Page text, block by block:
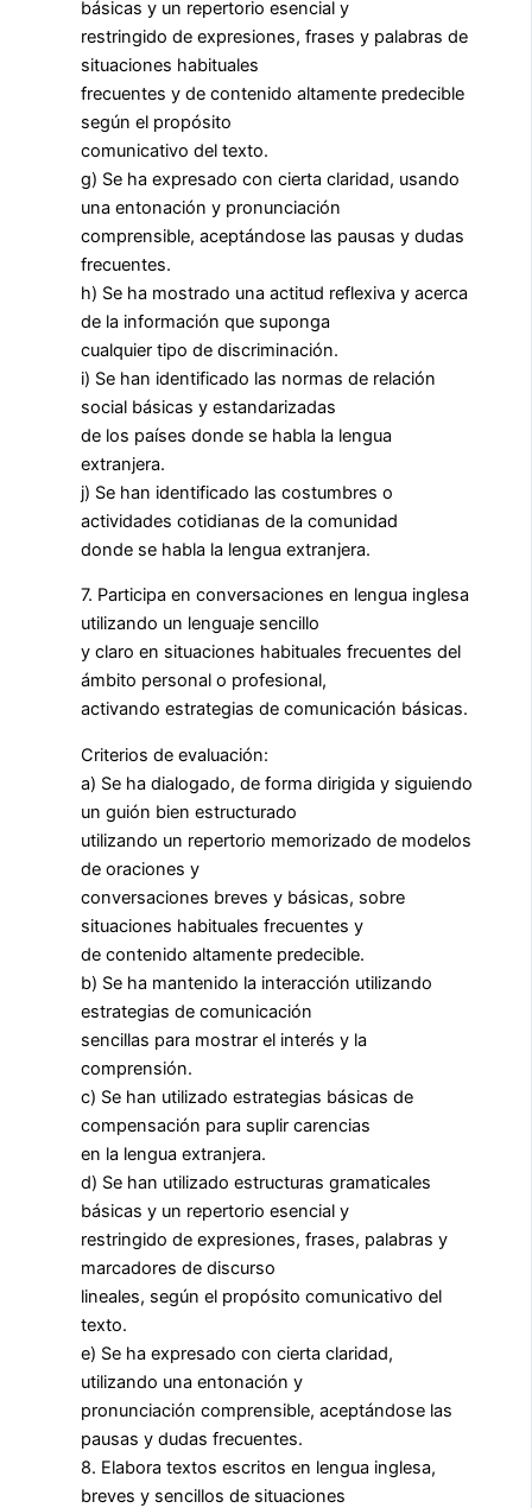
básicas y un repertorio esencial y
restringido de expresiones, frases y palabras de
situaciones habituales
frecuentes y de contenido altamente predecible
según el propósito
comunicativo del texto.
g) Se ha expresado con cierta claridad, usando
una entonación y pronunciación
comprensible, aceptándose las pausas y dudas
frecuentes.
h) Se ha mostrado una actitud reflexiva y acerca
de la información que suponga
cualquier tipo de discriminación.
i) Se han identificado las normas de relación
social básicas y estandarizadas
de los países donde se habla la lengua
extranjera.
j) Se han identificado las costumbres o
actividades cotidianas de la comunidad
donde se habla la lengua extranjera.
7. Participa en conversaciones en lengua inglesa
utilizando un lenguaje sencillo
y claro en situaciones habituales frecuentes del
ámbito personal o profesional,
activando estrategias de comunicación básicas.
Criterios de evaluación:
a) Se ha dialogado, de forma dirigida y siguiendo
un guión bien estructurado
utilizando un repertorio memorizado de modelos
de oraciones y
conversaciones breves y básicas, sobre
situaciones habituales frecuentes y
de contenido altamente predecible.
b) Se ha mantenido la interacción utilizando
estrategias de comunicación
sencillas para mostrar el interés y la
comprensión.
c) Se han utilizado estrategias básicas de
compensación para suplir carencias
en la lengua extranjera.
d) Se han utilizado estructuras gramaticales
básicas y un repertorio esencial y
restringido de expresiones, frases, palabras y
marcadores de discurso
lineales, según el propósito comunicativo del
texto.
e) Se ha expresado con cierta claridad,
utilizando una entonación y
pronunciación comprensible, aceptándose las
pausas y dudas frecuentes.
8. Elabora textos escritos en lengua inglesa,
breves y sencillos de situaciones